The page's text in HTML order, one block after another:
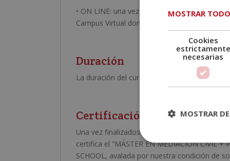
• ON LINE: una vez recibida tu matrícula,
Campus Virtual donde encontrarás todo el
Duración
La duración del curso es de 600 horas.
Certificación Obtenida
Una vez finalizados los estudios y superadas
certifica el “MÁSTER EN MEDIACIÓN CIVIL +
SCHOOL, avalada por nuestra condición de
MOSTRAR
Cookies
estrictamente
necesarias
MOSTRAR